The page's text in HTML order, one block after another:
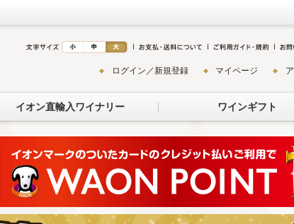
ログイン／新規登録 マイページ
イオン直輸入ワイナリー ワインギフト